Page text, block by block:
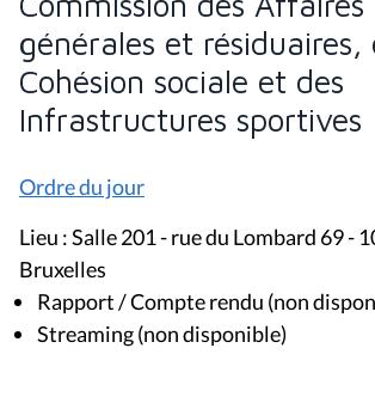
générales et résiduaires,
Cohésion sociale et des
Infrastructures sportives
Ordre du jour
Lieu : Salle 201 - rue du Lombard 69 -
Bruxelles
Rapport / Compte rendu (non
Streaming (non disponible)